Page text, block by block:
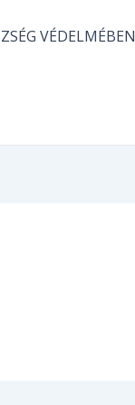
VÉDELMÉBEN